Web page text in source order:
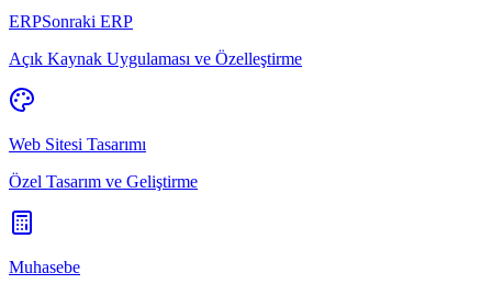
ERPSonraki ERP
Açık Kaynak Uygulaması ve Özelleştirme
Web Sitesi Tasarımı
Özel Tasarım ve Geliştirme
Muhasebe